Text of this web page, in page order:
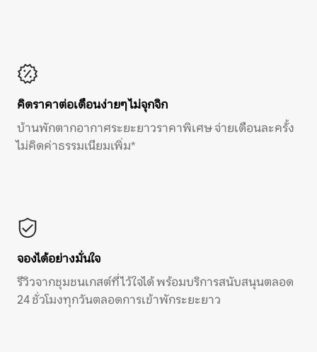
คิดราคาต่อเดือนง่ายๆ ไม่จุกจิก
บ้านพักตากอากาศระยะยาวราคาพิเศษ จ่ายเดือนละครั้ง
ไม่คิดค่าธรรมเนียมเพิ่ม*
จองได้อย่างมั่นใจ
รีวิวจากชุมชนเกสต์ที่ไว้ใจได้ พร้อมบริการสนับสนุนตลอด
24 ชั่วโมงทุกวันตลอดการเข้าพักระยะยาว